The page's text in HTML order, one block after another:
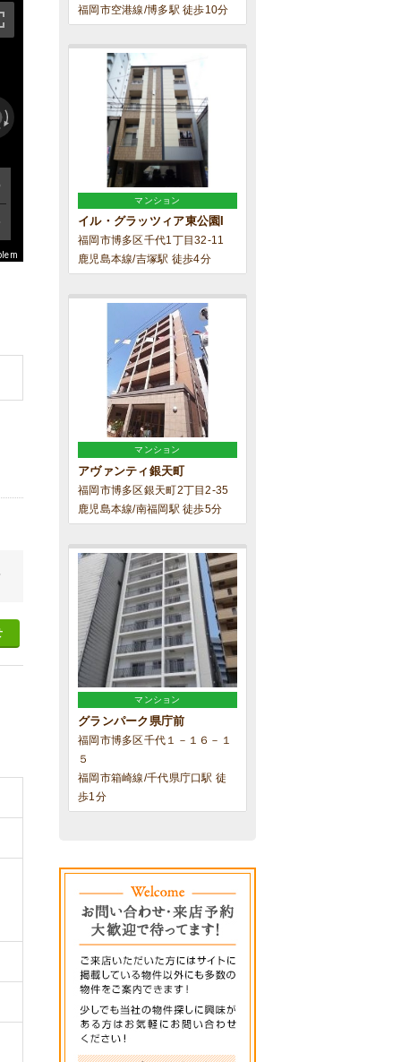
福岡市空港線/博多駅 徒歩10分
マンション
イル・グラッツィア東公園I
福岡市博多区千代1丁目32-11
鹿児島本線/吉塚駅 徒歩4分
マンション
アヴァンティ銀天町
福岡市博多区銀天町2丁目2-35
鹿児島本線/南福岡駅 徒歩5分
マンション
グランパーク県庁前
福岡市博多区千代１－１６－１
５
福岡市箱崎線/千代県庁口駅 徒
歩1分